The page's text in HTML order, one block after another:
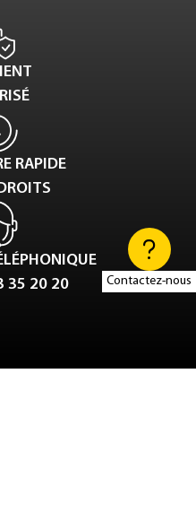
Contactez-nous
RAPIDE
35 20 20